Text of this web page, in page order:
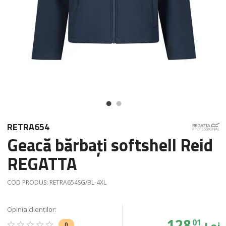
RETRA654
Geacă bărbați softshell Reid
REGATTA
COD PRODUS: RETRA654SG/BL-4XL
Opinia clienților:
01